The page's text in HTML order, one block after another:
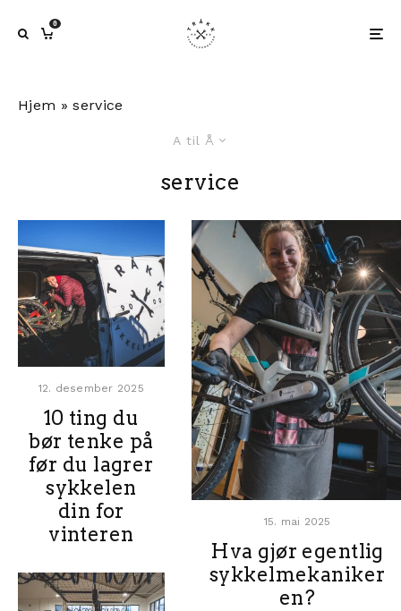
0
Hjem »service
A til Å
service
12. desember 2025
10 ting du
bør tenke på
før du lagrer
sykkelen
din for
vinteren
15. mai 2025
Hva gjør egentlig
sykkelmekaniker
en?